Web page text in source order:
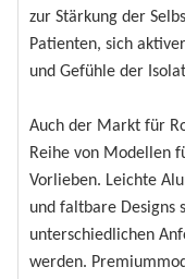
zur Stärkung der
Patienten, sich
und Gefühle der
Auch der Markt für
Reihe von Modellen
Vorlieben. Leichte
und faltbare Designs
unterschiedlichen
werden.